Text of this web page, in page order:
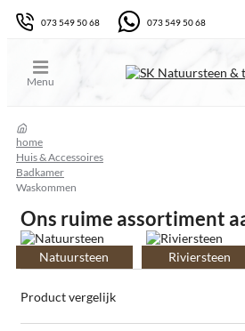
073 549 50 68 073 549 50 68
home
Huis & Accessoires
Badkamer
Waskommen
Ons ruime assortiment
Natuursteen Riviersteen
Product vergelijk